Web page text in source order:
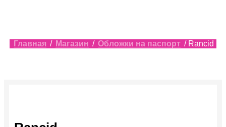
Главная / Магазин / Обложки на паспорт / Rancid